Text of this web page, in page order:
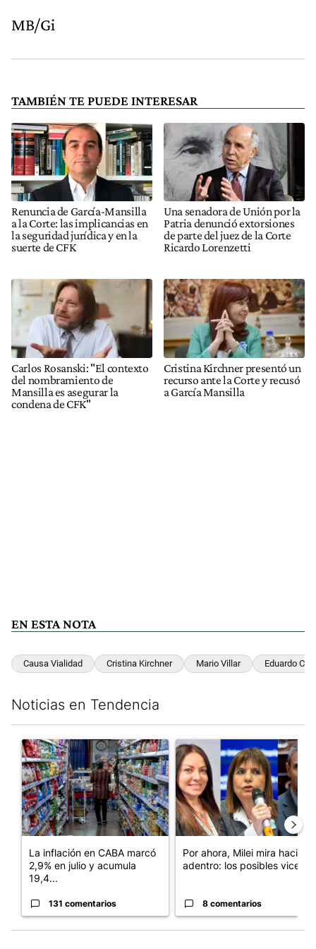
MB/Gi
TAMBIÉN TE PUEDE INTERESAR
Renuncia de García-Mansilla
a la Corte: las implicancias en
la seguridad jurídica y en la
suerte de CFK
Una senadora de Unión por la
Patria denunció extorsiones
de parte del juez de la Corte
Ricardo Lorenzetti
Carlos Rosanski: "El contexto
del nombramiento de
Mansilla es asegurar la
condena de CFK"
Cristina Kirchner presentó un
recurso ante la Corte y recusó
a García Mansilla
EN ESTA NOTA
Causa Vialidad Cristina Kirchner Mario Villar Eduardo
Noticias en Tendencia
Un artículo de tendencia con el título "La inflación en CABA
La inflación en CABA marcó
2,9% en julio y acumula
19,4...
131 comentarios
Un artículo de tendencia con
Por ahora, Milei mira hacia
adentro: los posibles vices...
8 comentarios